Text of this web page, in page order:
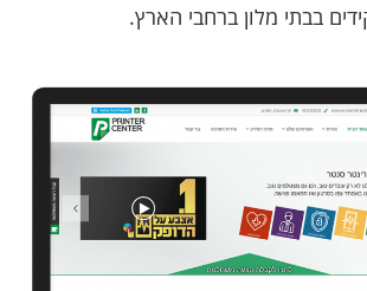
בבתי מלון ברחבי הארץ.